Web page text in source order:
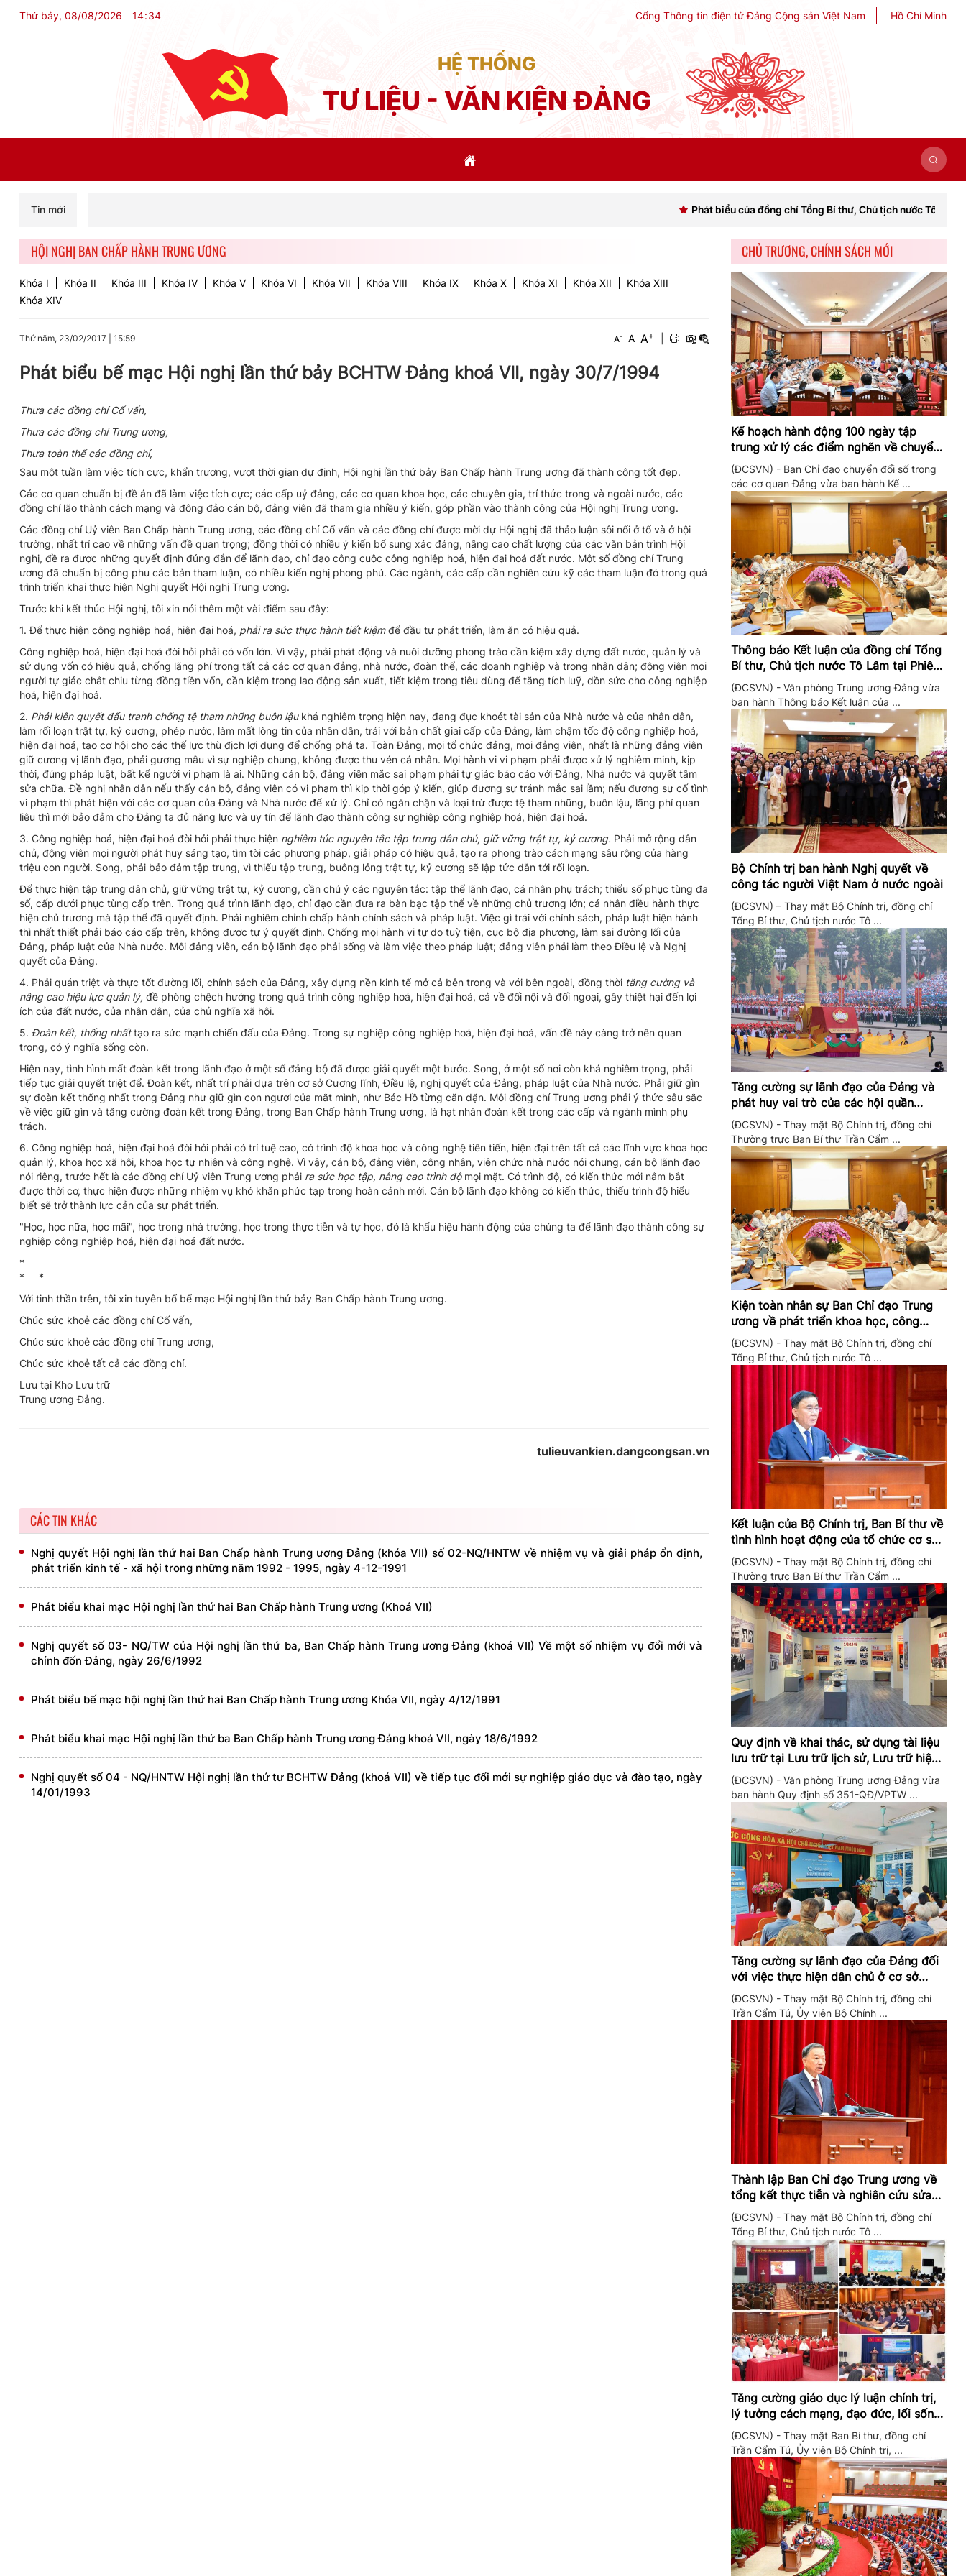
Thứ bảy, 08/08/2026 14:34 Cổng Thông tin điện tử Đảng Cộng sản Việt Nam Hồ Chí Minh
HỆ THỐNG
TƯ LIỆU - VĂN KIỆN ĐẢNG
Tin mới Phát biểu của đồng chí Tổng Bí thư, Chủ tịch nước Tô Lâm khai mạc
HỘI NGHỊ BAN CHẤP HÀNH TRUNG ƯƠNG
Khóa I Khóa II Khóa III Khóa IV Khóa V Khóa VI Khóa VII Khóa VIII Khóa IX Khóa X Khóa XI Khóa XII
Khóa XIII
Khóa XIV
Thứ năm, 23/02/2017 15:59 A- A A+
Phát biểu bế mạc Hội nghị lần thứ bảy BCHTW Đảng khoá VII, ngày 30/7/1994
Thưa các đồng chí Cố vấn,
Thưa các đồng chí Trung ương,
Thưa toàn thể các đồng chí,
Sau một tuần làm việc tích cực, khẩn trương, vượt thời gian dự định, Hội nghị lần thứ bảy Ban Chấp hành Trung ương đã thành công tốt đẹp.
Các cơ quan chuẩn bị đề án đã làm việc tích cực; các cấp uỷ đảng, các cơ quan khoa học, các chuyên gia, trí thức trong và ngoài nước, các
đồng chí lão thành cách mạng và đông đảo cán bộ, đảng viên đã tham gia nhiều ý kiến, góp phần vào thành công của Hội nghị Trung ương.
Các đồng chí Uỷ viên Ban Chấp hành Trung ương, các đồng chí Cố vấn và các đồng chí được mời dự Hội nghị đã thảo luận sôi nổi ở tổ và ở hội
trường, nhất trí cao về những vấn đề quan trọng; đồng thời có nhiều ý kiến bổ sung xác đáng, nâng cao chất lượng của các văn bản trình Hội
nghị, đề ra được những quyết định đúng đắn để lãnh đạo, chỉ đạo công cuộc công nghiệp hoá, hiện đại hoá đất nước. Một số đồng chí Trung
ương đã chuẩn bị công phu các bản tham luận, có nhiều kiến nghị phong phú. Các ngành, các cấp cần nghiên cứu kỹ các tham luận đó trong quá
trình triển khai thực hiện Nghị quyết Hội nghị Trung ương.
Trước khi kết thúc Hội nghị, tôi xin nói thêm một vài điểm sau đây:
1. Để thực hiện công nghiệp hoá, hiện đại hoá, phải ra sức thực hành tiết kiệmđể đầu tư phát triển, làm ăn có hiệu quả.
Công nghiệp hoá, hiện đại hoá đòi hỏi phải có vốn lớn. Vì vậy, phải phát động và nuôi dưỡng phong trào cần kiệm xây dựng đất nước, quản lý và
sử dụng vốn có hiệu quả, chống lãng phí trong tất cả các cơ quan đảng, nhà nước, đoàn thể, các doanh nghiệp và trong nhân dân; động viên mọi
người tự giác chắt chiu từng đồng tiền vốn, cần kiệm trong lao động sản xuất, tiết kiệm trong tiêu dùng để tăng tích luỹ, dồn sức cho công nghiệp
hoá, hiện đại hoá.
2. Phải kiên quyết đấu tranh chống tệ tham nhũng buôn lậu khá nghiêm trọng hiện nay, đang đục khoét tài sản của Nhà nước và của nhân dân,
làm rối loạn trật tự, kỷ cương, phép nước, làm mất lòng tin của nhân dân, trái với bản chất giai cấp của Đảng, làm chậm tốc độ công nghiệp hoá,
hiện đại hoá, tạo cơ hội cho các thế lực thù địch lợi dụng để chống phá ta. Toàn Đảng, mọi tổ chức đảng, mọi đảng viên, nhất là những đảng viên
giữ cương vị lãnh đạo, phải gương mẫu vì sự nghiệp chung, không được thu vén cá nhân. Mọi hành vi vi phạm phải được xử lý nghiêm minh, kịp
thời, đúng pháp luật, bất kể người vi phạm là ai. Những cán bộ, đảng viên mắc sai phạm phải tự giác báo cáo với Đảng, Nhà nước và quyết tâm
sửa chữa. Đề nghị nhân dân nếu thấy cán bộ, đảng viên có vi phạm thì kịp thời góp ý kiến, giúp đương sự tránh mắc sai lầm; nếu đương sự cố tình
vi phạm thì phát hiện với các cơ quan của Đảng và Nhà nước để xử lý. Chỉ có ngăn chặn và loại trừ được tệ tham nhũng, buôn lậu, lãng phí quan
liêu thì mới bảo đảm cho Đảng ta đủ năng lực và uy tín để lãnh đạo thành công sự nghiệp công nghiệp hoá, hiện đại hoá.
3. Công nghiệp hoá, hiện đại hoá đòi hỏi phải thực hiện nghiêm túc nguyên tắc tập trung dân chủ, giữ vững trật tự, kỷ cương. Phải mở rộng dân
chủ, động viên mọi người phát huy sáng tạo, tìm tòi các phương pháp, giải pháp có hiệu quả, tạo ra phong trào cách mạng sâu rộng của hàng
triệu con người. Song, phải bảo đảm tập trung, vì thiếu tập trung, buông lỏng trật tự, kỷ cương sẽ lập tức dẫn tới rối loạn.
Để thực hiện tập trung dân chủ, giữ vững trật tự, kỷ cương, cần chú ý các nguyên tắc: tập thể lãnh đạo, cá nhân phụ trách; thiểu số phục tùng đa
số, cấp dưới phục tùng cấp trên. Trong quá trình lãnh đạo, chỉ đạo cần đưa ra bàn bạc tập thể về những chủ trương lớn; cá nhân điều hành thực
hiện chủ trương mà tập thể đã quyết định. Phải nghiêm chỉnh chấp hành chính sách và pháp luật. Việc gì trái với chính sách, pháp luật hiện hành
thì nhất thiết phải báo cáo cấp trên, không được tự ý quyết định. Chống mọi hành vi tự do tuỳ tiện, cục bộ địa phương, làm sai đường lối của
Đảng, pháp luật của Nhà nước. Mỗi đảng viên, cán bộ lãnh đạo phải sống và làm việc theo pháp luật; đảng viên phải làm theo Điều lệ và Nghị
quyết của Đảng.
4. Phải quán triệt và thực tốt đường lối, chính sách của Đảng, xây dựng nền kinh tế mở cả bên trong và với bên ngoài, đồng thời tăng cường và
nâng cao hiệu lực quản lý, đề phòng chệch hướng trong quá trình công nghiệp hoá, hiện đại hoá, cả về đối nội và đối ngoại, gây thiệt hại đến lợi
ích của đất nước, của nhân dân, của chủ nghĩa xã hội.
5. Đoàn kết, thống nhấttạo ra sức mạnh chiến đấu của Đảng. Trong sự nghiệp công nghiệp hoá, hiện đại hoá, vấn đề này càng trở nên quan
trọng, có ý nghĩa sống còn.
Hiện nay, tình hình mất đoàn kết trong lãnh đạo ở một số đảng bộ đã được giải quyết một bước. Song, ở một số nơi còn khá nghiêm trọng, phải
tiếp tục giải quyết triệt để. Đoàn kết, nhất trí phải dựa trên cơ sở Cương lĩnh, Điều lệ, nghị quyết của Đảng, pháp luật của Nhà nước. Phải giữ gìn
sự đoàn kết thống nhất trong Đảng như giữ gìn con ngươi của mắt mình, như Bác Hồ từng căn dặn. Mỗi đồng chí Trung ương phải ý thức sâu sắc
về việc giữ gìn và tăng cường đoàn kết trong Đảng, trong Ban Chấp hành Trung ương, là hạt nhân đoàn kết trong các cấp và ngành mình phụ
trách.
6. Công nghiệp hoá, hiện đại hoá đòi hỏi phải có trí tuệ cao, có trình độ khoa học và công nghệ tiên tiến, hiện đại trên tất cả các lĩnh vực khoa học
quản lý, khoa học xã hội, khoa học tự nhiên và công nghệ. Vì vậy, cán bộ, đảng viên, công nhân, viên chức nhà nước nói chung, cán bộ lãnh đạo
nói riêng, trước hết là các đồng chí Uỷ viên Trung ương phải ra sức học tập, nâng cao trình độ mọi mặt. Có trình độ, có kiến thức mới nắm bắt
được thời cơ, thực hiện được những nhiệm vụ khó khăn phức tạp trong hoàn cảnh mới. Cán bộ lãnh đạo không có kiến thức, thiếu trình độ hiểu
biết sẽ trở thành lực cản của sự phát triển.
"Học, học nữa, học mãi", học trong nhà trường, học trong thực tiễn và tự học, đó là khẩu hiệu hành động của chúng ta để lãnh đạo thành công sự
nghiệp công nghiệp hoá, hiện đại hoá đất nước.
*
* *
Với tinh thần trên, tôi xin tuyên bố bế mạc Hội nghị lần thứ bảy Ban Chấp hành Trung ương.
Chúc sức khoẻ các đồng chí Cố vấn,
Chúc sức khoẻ các đồng chí Trung ương,
Chúc sức khoẻ tất cả các đồng chí.
Lưu tại Kho Lưu trữ
Trung ương Đảng.
tulieuvankien.dangcongsan.vn
CÁC TIN KHÁC
Nghị quyết Hội nghị lần thứ hai Ban Chấp hành Trung ương Đảng (khóa VII) số 02-NQ/HNTW về nhiệm vụ và giải pháp ổn định,
phát triển kinh tế - xã hội trong những năm 1992 - 1995, ngày 4-12-1991
Phát biểu khai mạc Hội nghị lần thứ hai Ban Chấp hành Trung ương (Khoá VII)
Nghị quyết số 03- NQ/TW của Hội nghị lần thứ ba, Ban Chấp hành Trung ương Đảng (khoá VII) Về một số nhiệm vụ đổi mới và
chỉnh đốn Đảng, ngày 26/6/1992
Phát biểu bế mạc hội nghị lần thứ hai Ban Chấp hành Trung ương Khóa VII, ngày 4/12/1991
Phát biểu khai mạc Hội nghị lần thứ ba Ban Chấp hành Trung ương Đảng khoá VII, ngày 18/6/1992
Nghị quyết số 04 - NQ/HNTW Hội nghị lần thứ tư BCHTW Đảng (khoá VII) về tiếp tục đổi mới sự nghiệp giáo dục và đào tạo, ngày
14/01/1993
CHỦ TRƯƠNG, CHÍNH SÁCH MỚI
Kế hoạch hành động 100 ngày tập
trung xử lý các điểm nghẽn về chuyển
đổi số trong các cơ quan Đảng
(ĐCSVN) - Ban Chỉ đạo chuyển đổi số trong
các cơ quan Đảng vừa ban hành Kế ...
Thông báo Kết luận của đồng chí Tổng
Bí thư, Chủ tịch nước Tô Lâm tại Phiên
họp Ban Chỉ đạo Trung ương thực hiện
Nghị quyết 57
(ĐCSVN) - Văn phòng Trung ương Đảng vừa
ban hành Thông báo Kết luận của ...
Bộ Chính trị ban hành Nghị quyết về
công tác người Việt Nam ở nước ngoài
(ĐCSVN) – Thay mặt Bộ Chính trị, đồng chí
Tổng Bí thư, Chủ tịch nước Tô ...
Tăng cường sự lãnh đạo của Đảng và
phát huy vai trò của các hội quần
chúng trong giai đoạn phát triển mới
(ĐCSVN) - Thay mặt Bộ Chính trị, đồng chí
Thường trực Ban Bí thư Trần Cẩm ...
Kiện toàn nhân sự Ban Chỉ đạo Trung
ương về phát triển khoa học, công
nghệ, đổi mới sáng tạo và chuyển đổi
số
(ĐCSVN) - Thay mặt Bộ Chính trị, đồng chí
Tổng Bí thư, Chủ tịch nước Tô ...
Kết luận của Bộ Chính trị, Ban Bí thư về
tình hình hoạt động của tổ chức cơ sở
đảng trong quý II/2026
(ĐCSVN) - Thay mặt Bộ Chính trị, đồng chí
Thường trực Ban Bí thư Trần Cẩm ...
Quy định về khai thác, sử dụng tài liệu
lưu trữ tại Lưu trữ lịch sử, Lưu trữ hiện
hành của Trung ương Đảng và Văn
phòng Trung ương Đảng
(ĐCSVN) - Văn phòng Trung ương Đảng vừa
ban hành Quy định số 351-QĐ/VPTW ...
Tăng cường sự lãnh đạo của Đảng đối
với việc thực hiện dân chủ ở cơ sở
trong giai đoạn mới
(ĐCSVN) - Thay mặt Bộ Chính trị, đồng chí
Trần Cẩm Tú, Ủy viên Bộ Chính ...
Thành lập Ban Chỉ đạo Trung ương về
tổng kết thực tiễn và nghiên cứu sửa
đổi, bổ sung Điều lệ Đảng
(ĐCSVN) - Thay mặt Bộ Chính trị, đồng chí
Tổng Bí thư, Chủ tịch nước Tô ...
Tăng cường giáo dục lý luận chính trị,
lý tưởng cách mạng, đạo đức, lối sống,
ý thức công dân trong hệ thống giáo
dục quốc dân
(ĐCSVN) - Thay mặt Ban Bí thư, đồng chí
Trần Cẩm Tú, Ủy viên Bộ Chính trị, ...